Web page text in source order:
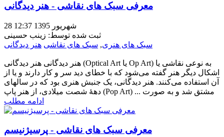
معرفی سبک های نقاشی - هنر دیدگانی
28 شهریور 1395 12:37
ثبت شده توسط: زینب حسینی
سبک های هنری, سبک های نقاشی هنر دیدگانی
هنر دیدگانی هنر دیدگانی (Optical Art یا Op Art) به نوعی نقاشی یا
اشکال دیگر هنر گفته می‌شود که با خطای دید سر و کار دارند و یا از
آن استفاده می‌کنند. هنر دیدگانی، یک جنبش هنری بود که در سالهای
دههٔ شصت میلادی، از هنر پاپ (Pop Art) مشتق شد و به صورت ...
ادامه مطلب
معرفی سبک های نقاشی - پرسیژنیسم